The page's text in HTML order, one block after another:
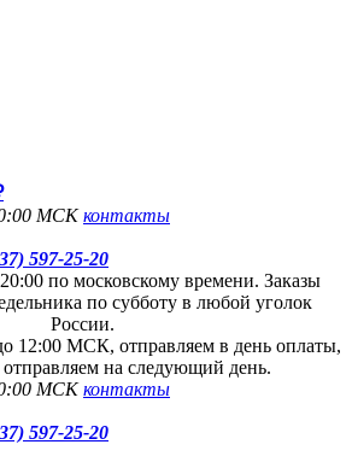
МСКконтакты
597-25-20
по московскому времени. Заказы
по субботу в любой уголок
России.
12:00 МСК, отправляем в день оплаты,
отправляем на следующий день.
МСКконтакты
597-25-20